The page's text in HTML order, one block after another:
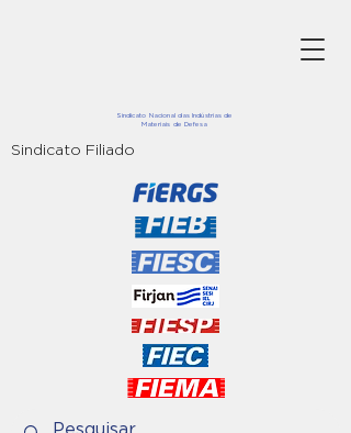
Sindicato Nacional das Indústrias de
Materiais de Defesa
Sindicato Filiado